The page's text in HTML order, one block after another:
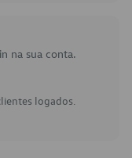
na sua conta.
logados.